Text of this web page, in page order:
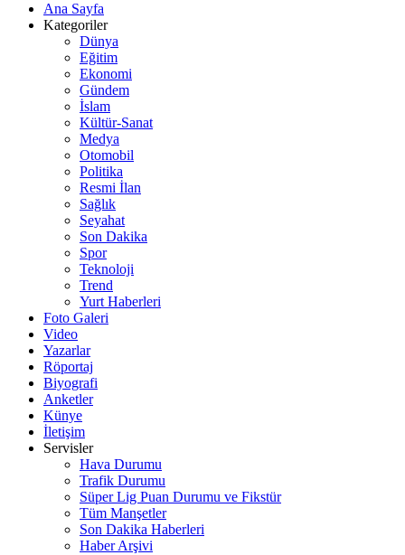
Ana Sayfa
Kategoriler
Dünya
Eğitim
Ekonomi
Gündem
İslam
Kültür-Sanat
Medya
Otomobil
Politika
Resmi İlan
Sağlık
Seyahat
Son Dakika
Spor
Teknoloji
Trend
Yurt Haberleri
Foto Galeri
Video
Yazarlar
Röportaj
Biyografi
Anketler
Künye
İletişim
Servisler
Hava Durumu
Trafik Durumu
Süper Lig Puan Durumu ve Fikstür
Tüm Manşetler
Son Dakika Haberleri
Haber Arşivi